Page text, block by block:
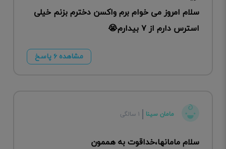
سلام امروز می خوام برم واکسن دخترم بزنم خیلی
استرس دارم از ۷ بیدارم😭
مشاهده ۶ پاسخ
مامان سینا ۱ سالگی
سلام مامانها،خداقوت به هممون